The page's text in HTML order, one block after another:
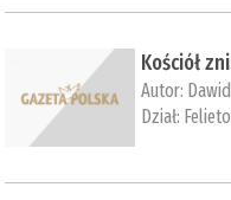
Kościół
Autor:
Dział: